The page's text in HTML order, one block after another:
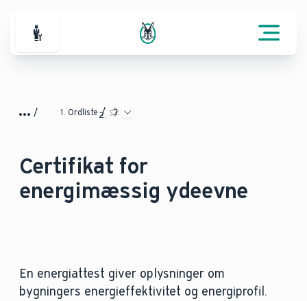
For professionelle
Ordliste
Certifikat for
energimæssig ydeevne
En energiattest giver oplysninger om
bygningers energieffektivitet og energiprofil.